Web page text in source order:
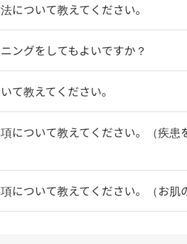
について教えてください。
ングをしてもよいですか？
て教えてください。
について教えてください。（疾
について教えてください。（お肌